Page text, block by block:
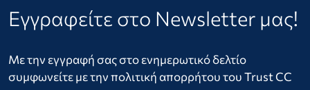
Εγγραφείτε στο Newsletter μας!
Με την εγγραφή σας στο ενημερωτικό δελτίο
συμφωνείτε με την πολιτική απορρήτου του Trust CC